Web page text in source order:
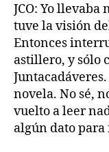
JCO: Yo
tuve la visión
Entonces
astillero, y sólo
novela. No sé,
vuelto a leer
algún dato